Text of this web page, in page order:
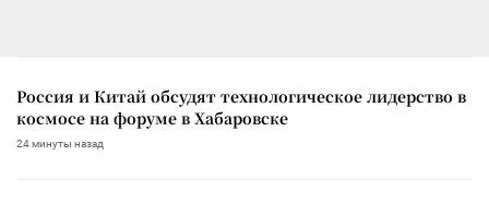
Россия и Китай обсудят технологическое лидерство в
космосе на форуме в Хабаровске
24 минуты назад